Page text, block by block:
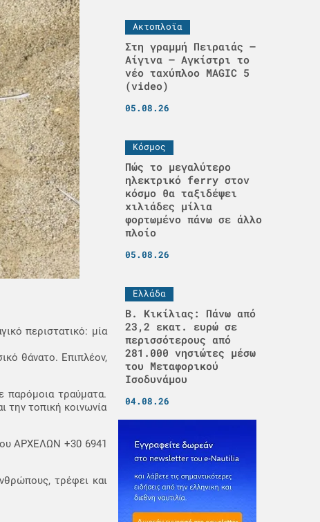
περιστατικό: μία
θάνατο. Επιπλέον,
παρόμοια τραύματα.
την τοπική κοινωνία
ΑΡΧΕΛΩΝ +30 6941
τρέφει και
Ακτοπλοϊα
Στη γραμμή Πειραιάς –
Αίγινα – Αγκίστρι το
νέο ταχύπλοο MAGIC 5
(video)
05.08.26
Κόσμος
Πώς το μεγαλύτερο
ηλεκτρικό ferry στον
κόσμο θα ταξιδέψει
χιλιάδες μίλια
φορτωμένο πάνω σε άλλο
πλοίο
05.08.26
Ελλάδα
Β. Κικίλιας: Πάνω από
23,2 εκατ. ευρώ σε
περισσότερους από
281.000 νησιώτες μέσω
του Μεταφορικού
Ισοδυνάμου
04.08.26